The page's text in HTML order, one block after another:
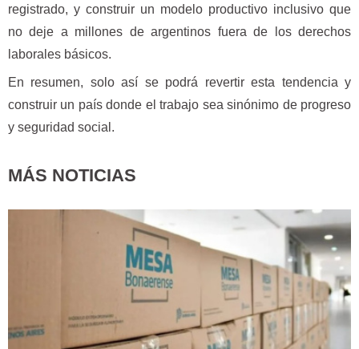
registrado, y construir un modelo productivo inclusivo que
no deje a millones de argentinos fuera de los derechos
laborales básicos.
En resumen, solo así se podrá revertir esta tendencia y
construir un país donde el trabajo sea sinónimo de progreso
y seguridad social.
MÁS NOTICIAS